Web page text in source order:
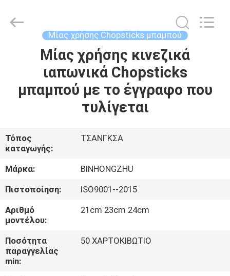
ΠΡΟΪΌΝΤΑ
ΕΜΕΊΣ
ΓΎΡΟΣ
ΕΡΓΟΣΤΑΣΊΩΝ
ΠΟΙΟΤΙΚΌΣ
ΈΛΕΓΧΟΣ
and
Export
Μίας χρήσης Chopsticks μπαμπού
Μίας χρήσης κινεζικά
ιαπωνικά Chopsticks
μπαμπού με το έγγραφο που
τυλίγεται
Τόπος
καταγωγής:
ΤΣΑΝΓΚΣΑ
Μάρκα:
BINHONGZHU
Πιστοποίηση:
ISO9001--2015
Αριθμό
μοντέλου:
21cm 23cm 24cm
Ποσότητα
παραγγελίας
min:
50 ΧΑΡΤΟΚΙΒΩΤΙΟ